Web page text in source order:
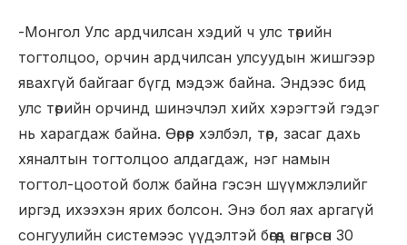
-Монгол Улс ардчилсан хэдий ч улс төрийн
тогтолцоо, орчин ардчилсан улсуудын жишгээр
явахгүй байгааг бүгд мэдэж байна. Эндээс бид
улс төрийн орчинд шинэчлэл хийх хэрэгтэй гэдэг
нь харагдаж байна. Өөрөөр хэлбэл, төр, засаг дахь
хяналтын тогтолцоо алдагдаж, нэг намын
тогтол-цоотой болж байна гэсэн шүүмжлэлийг
иргэд ихээхэн ярих болсон. Энэ бол яах аргагүй
сонгуулийн системээс үүдэлтэй бөгөөд өнгөрсөн 30